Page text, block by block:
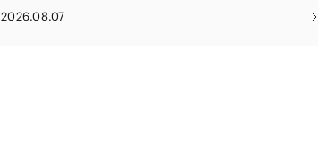
2026.08.07